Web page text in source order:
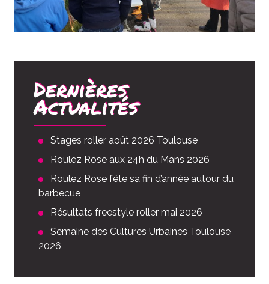
Dernières
Actualités
Stages roller août 2026 Toulouse
Roulez Rose aux 24h du Mans 2026
Roulez Rose fête sa fin d’année autour du
barbecue
Résultats freestyle roller mai 2026
Semaine des Cultures Urbaines Toulouse
2026